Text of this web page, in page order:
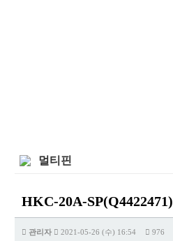
멀티핀
HKC-20A-SP(Q4422471)
관리자 2021-05-26 (수) 16:54 976